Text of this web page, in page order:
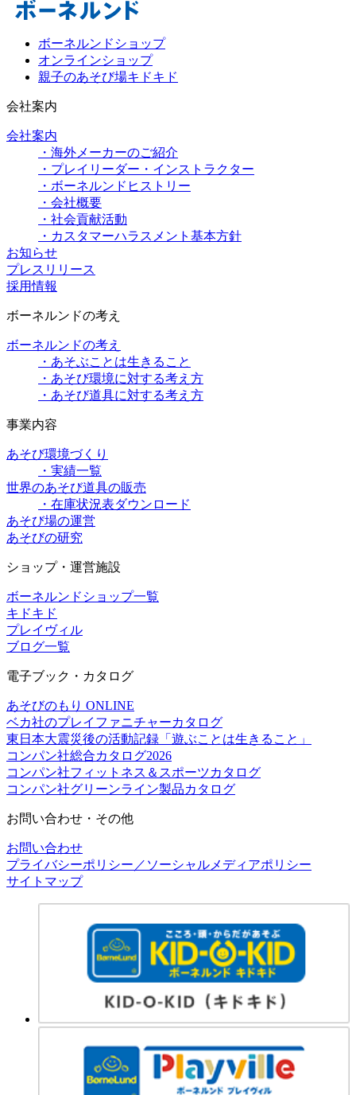
ボーネルンドショップ
オンラインショップ
親子のあそび場キドキド
会社案内
会社案内
・海外メーカーのご紹介
・プレイリーダー・インストラクター
・ボーネルンドヒストリー
・会社概要
・社会貢献活動
・カスタマーハラスメント基本方針
お知らせ
プレスリリース
採用情報
ボーネルンドの考え
ボーネルンドの考え
・あそぶことは生きること
・あそび環境に対する考え方
・あそび道具に対する考え方
事業内容
あそび環境づくり
・実績一覧
世界のあそび道具の販売
・在庫状況表ダウンロード
あそび場の運営
あそびの研究
ショップ・運営施設
ボーネルンドショップ一覧
キドキド
プレイヴィル
ブログ一覧
電子ブック・カタログ
あそびのもり ONLINE
ベカ社のプレイファニチャーカタログ
東日本大震災後の活動記録「遊ぶことは生きること」
コンパン社総合カタログ2026
コンパン社フィットネス＆スポーツカタログ
コンパン社グリーンライン製品カタログ
お問い合わせ・その他
お問い合わせ
プライバシーポリシー／ソーシャルメディアポリシー
サイトマップ